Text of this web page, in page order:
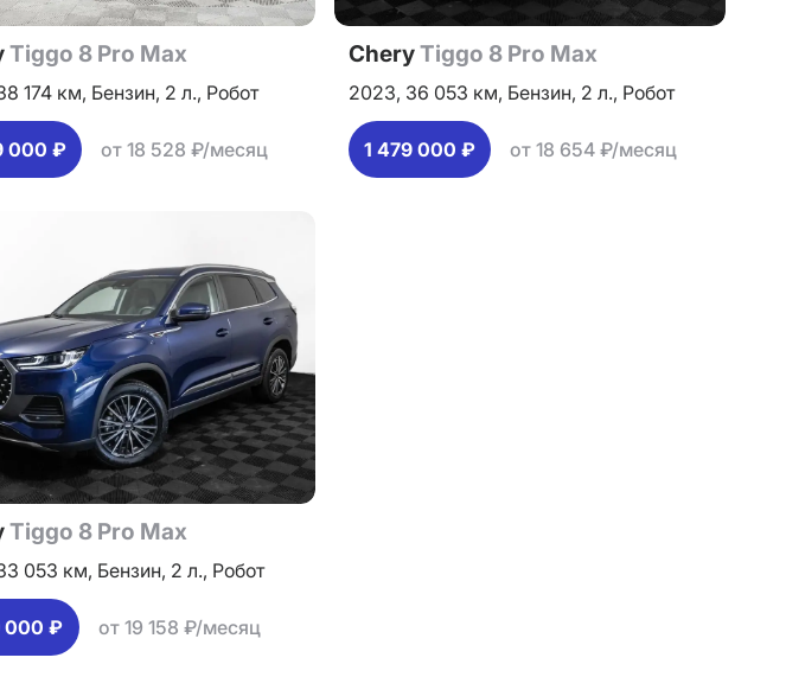
Tiggo 8 Pro Max
174 км, Бензин, 2 л., Робот
000 ₽ от 18 528 ₽/месяц
CheryTiggo 8 Pro Max
2023, 36 053 км, Бензин, 2 л., Робот
1 479 000 ₽ от 18 654 ₽/месяц
Tiggo 8 Pro Max
053 км, Бензин, 2 л., Робот
000 ₽ от 19 158 ₽/месяц